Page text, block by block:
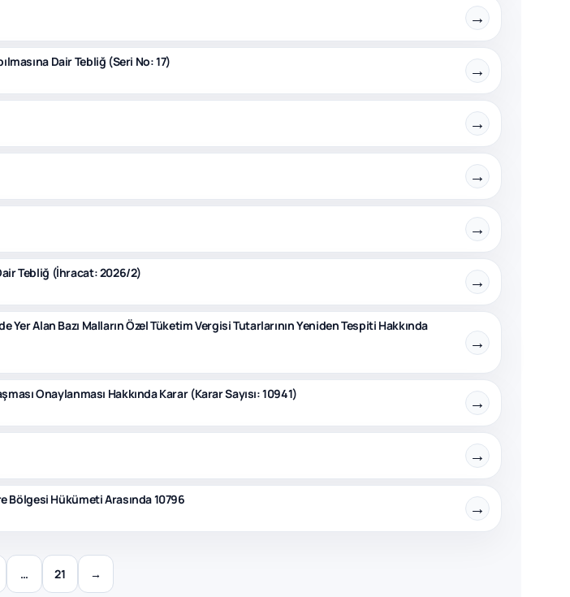
→
Dair Tebliğ (Seri No: 17) →
→
→
→
Tebliğ (İhracat: 2026/2) →
Alan Bazı Malların Özel Tüketim Vergisi Tutarlarının Yeniden Tespiti Hakkında
→
Onaylanması Hakkında Karar (Karar Sayısı: 10941) →
→
Hükümeti Arasında 10796 →
… 21 →